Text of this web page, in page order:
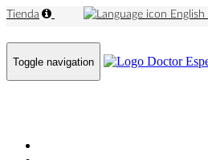
Tienda English
Toggle navigation